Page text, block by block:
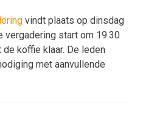
vindt plaats op dinsdag
vergadering start om 19.30
de koffie klaar. De leden
met aanvullende